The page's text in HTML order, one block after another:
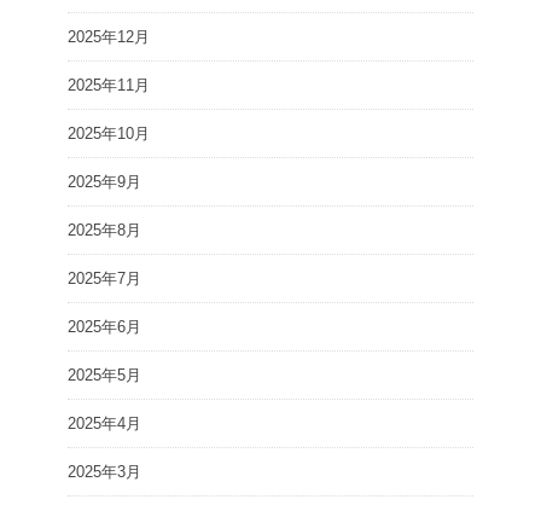
2025年12月
2025年11月
2025年10月
2025年9月
2025年8月
2025年7月
2025年6月
2025年5月
2025年4月
2025年3月